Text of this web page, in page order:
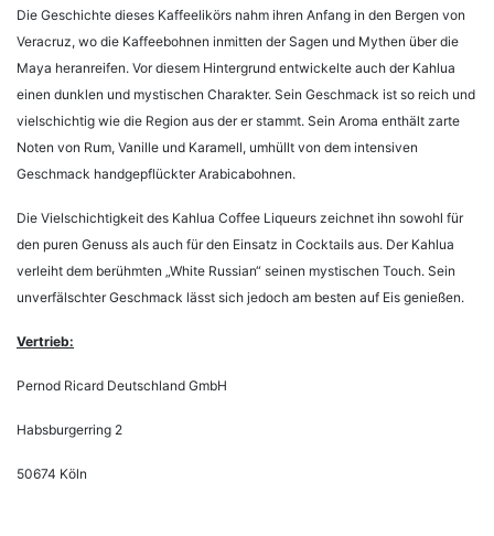
Die Geschichte dieses Kaffeelikörs nahm ihren Anfang in den Bergen von
Veracruz, wo die Kaffeebohnen inmitten der Sagen und Mythen über die
Maya heranreifen. Vor diesem Hintergrund entwickelte auch der Kahlua
einen dunklen und mystischen Charakter. Sein Geschmack ist so reich und
vielschichtig wie die Region aus der er stammt. Sein Aroma enthält zarte
Noten von Rum, Vanille und Karamell, umhüllt von dem intensiven
Geschmack handgepflückter Arabicabohnen.
Die Vielschichtigkeit des Kahlua Coffee Liqueurs zeichnet ihn sowohl für
den puren Genuss als auch für den Einsatz in Cocktails aus. Der Kahlua
verleiht dem berühmten „White Russian“ seinen mystischen Touch. Sein
unverfälschter Geschmack lässt sich jedoch am besten auf Eis genießen.
Vertrieb:
Pernod Ricard Deutschland GmbH
Habsburgerring 2
50674 Köln